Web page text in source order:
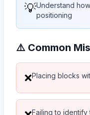
💡Understand
positioning
⚠️ Common
❌Placing blocks
Failing to